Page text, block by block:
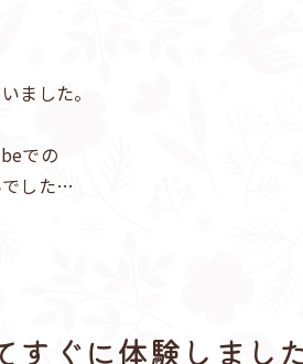
ました。
での
でした…
すぐに体験しまし